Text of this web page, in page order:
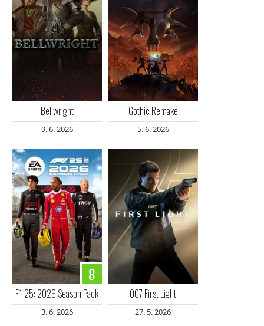
Bellwright
9. 6. 2026
Gothic Remake
5. 6. 2026
8
F1 25: 2026 Season Pack
3. 6. 2026
007 First Light
27. 5. 2026